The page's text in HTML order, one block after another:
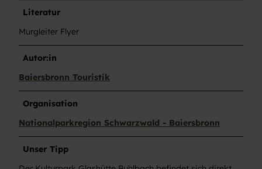
Literatur
Murgleiter Flyer
Autor:in
Baiersbronn Touristik
Organisation
Nationalparkregion Schwarzwald - Baiersbronn
Unser Tipp